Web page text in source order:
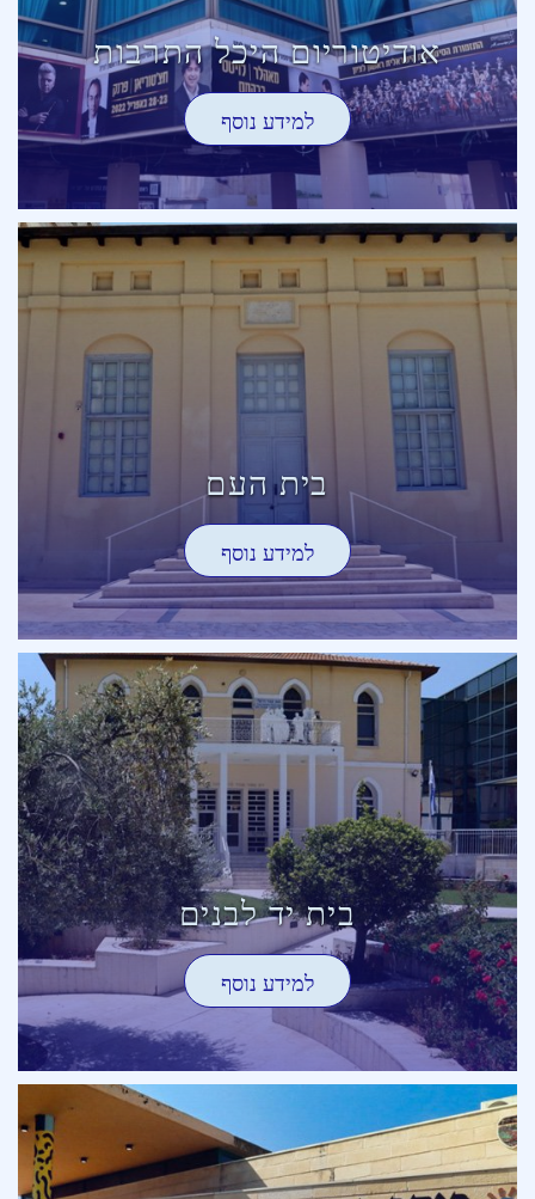
אודיטוריום היכל התרבות
למידע נוסף
בית העם
למידע נוסף
בית יד לבנים
למידע נוסף